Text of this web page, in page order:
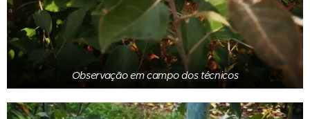
Observação em campo dos técnicos